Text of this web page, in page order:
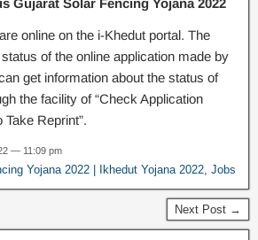
Gujarat Solar Fencing Yojana 2022
online on the i-Khedut portal. The
of the online application made by
get information about the status of
the facility of “Check Application
Reprint”.
— 11:09 pm
Yojana 2022 | Ikhedut Yojana 2022, Jobs
Next Post →